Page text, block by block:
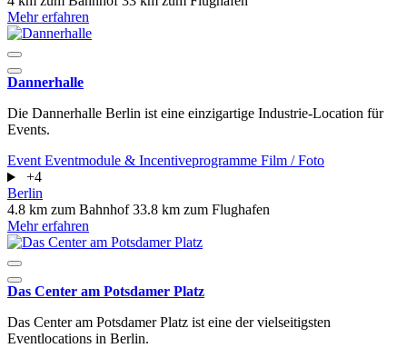
Mehr erfahren
Dannerhalle
Die Dannerhalle Berlin ist eine einzigartige Industrie-Location für
Events.
Event Eventmodule & Incentiveprogramme Film / Foto
+4
Berlin
4.8 km zum Bahnhof33.8 km zum Flughafen
Mehr erfahren
Das Center am Potsdamer Platz
Das Center am Potsdamer Platz ist eine der vielseitigsten
Eventlocations in Berlin.